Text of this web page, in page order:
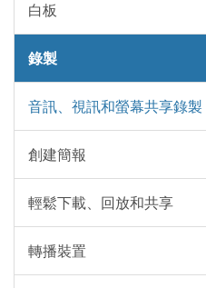
白板
錄製
音訊、視訊和螢幕共享錄製
創建簡報
輕鬆下載、回放和共享
轉播裝置